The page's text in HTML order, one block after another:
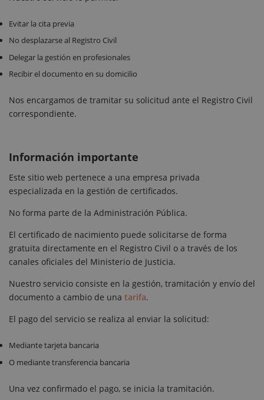
Evitar la cita previa
No desplazarse al Registro Civil
Delegar la gestión en profesionales
Recibir el documento en su domicilio
Nos encargamos de tramitar su solicitud ante el Registro Civil
correspondiente.
Información importante
Este sitio web pertenece a una empresa privada
especializada en la gestión de certificados.
No forma parte de la Administración Pública.
El certificado de nacimiento puede solicitarse de forma
gratuita directamente en el Registro Civil o a través de los
canales oficiales del Ministerio de Justicia.
Nuestro servicio consiste en la gestión, tramitación y envío del
documento a cambio de una tarifa.
El pago del servicio se realiza al enviar la solicitud:
Mediante tarjeta bancaria
O mediante transferencia bancaria
Una vez confirmado el pago, se inicia la tramitación.